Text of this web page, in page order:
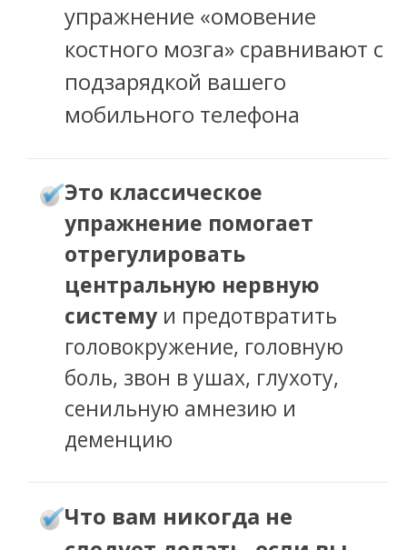
упражнение «омовение
костного мозга» сравнивают с
подзарядкой вашего
мобильного телефона
Это классическое
упражнение помогает
отрегулировать
центральную нервную
систему и предотвратить
головокружение, головную
боль, звон в ушах, глухоту,
сенильную амнезию и
деменцию
Что вам никогда не